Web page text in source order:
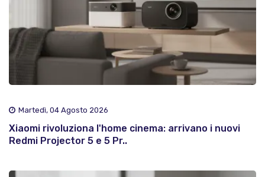
Martedì, 04 Agosto 2026
Xiaomi rivoluziona l'home cinema: arrivano i nuovi
Redmi Projector 5 e 5 Pr..